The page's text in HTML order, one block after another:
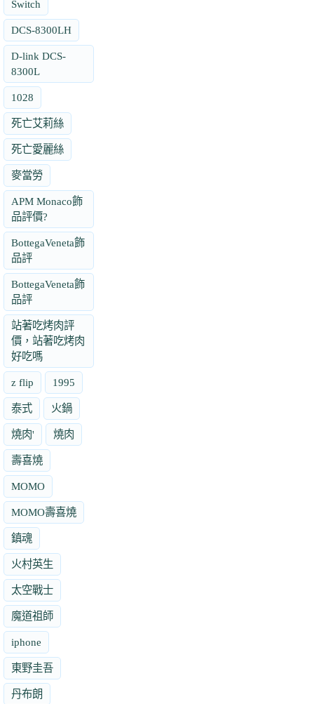
Switch
DCS-8300LH
D-link DCS-
8300L
1028
死亡艾莉絲
死亡愛麗絲
麥當勞
APM Monaco飾
品評價?
BottegaVeneta飾
品評
BottegaVeneta飾
品評
站著吃烤肉評
價，站著吃烤肉
好吃嗎
z flip 1995
泰式 火鍋
燒肉' 燒肉
壽喜燒
MOMO
MOMO壽喜燒
鎮魂
火村英生
太空戰士
魔道祖師
iphone
東野圭吾
丹布朗